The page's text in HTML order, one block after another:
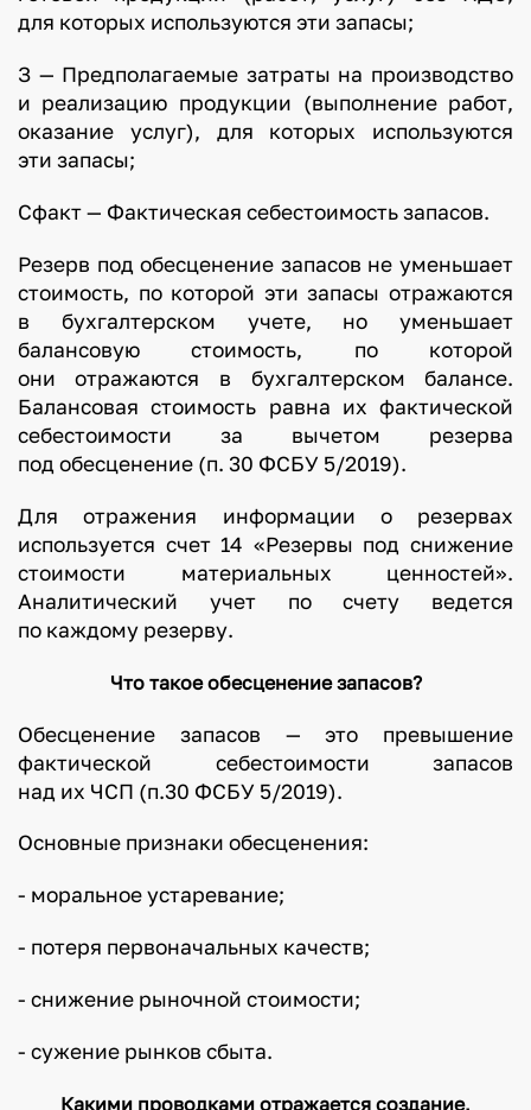
для которых используются эти запасы;
З — Предполагаемые затраты на производство
и реализацию продукции (выполнение работ,
оказание услуг), для которых используются
эти запасы;
Сфакт — Фактическая себестоимость запасов.
Резерв под обесценение запасов не уменьшает
стоимость, по которой эти запасы отражаются
в бухгалтерском учете, но уменьшает
балансовую стоимость, по которой
они отражаются в бухгалтерском балансе.
Балансовая стоимость равна их фактической
себестоимости за вычетом резерва
под обесценение (п. 30 ФСБУ 5/2019).
Для отражения информации о резервах
используется счет 14 «Резервы под снижение
стоимости материальных ценностей».
Аналитический учет по счету ведется
по каждому резерву.
Что такое обесценение запасов?
Обесценение запасов — это превышение
фактической себестоимости запасов
над их ЧСП (п.30 ФСБУ 5/2019).
Основные признаки обесценения:
- моральное устаревание;
- потеря первоначальных качеств;
- снижение рыночной стоимости;
- сужение рынков сбыта.
Какими проводками отражается создание,